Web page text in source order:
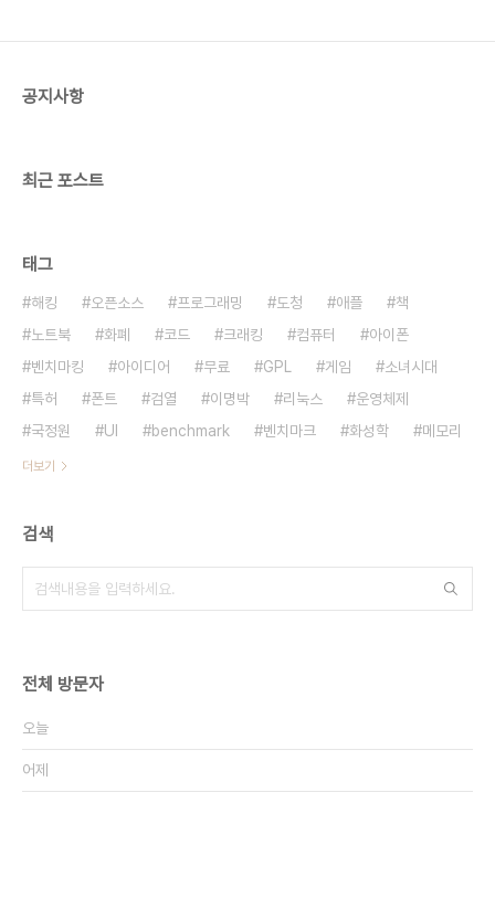
공지사항
최근 포스트
태그
해킹 오픈소스 프로그래밍 도청 애플
책
노트북
화폐 코드 크래킹 컴퓨터
아이폰
벤치마킹
아이디어 무료 GPL 게임
소녀시대
특허
폰트 검열 이명박 리눅스
운영체제
국정원
UI benchmark 벤치마크 화성학 메모리
더보기
검색
전체 방문자
오늘
어제